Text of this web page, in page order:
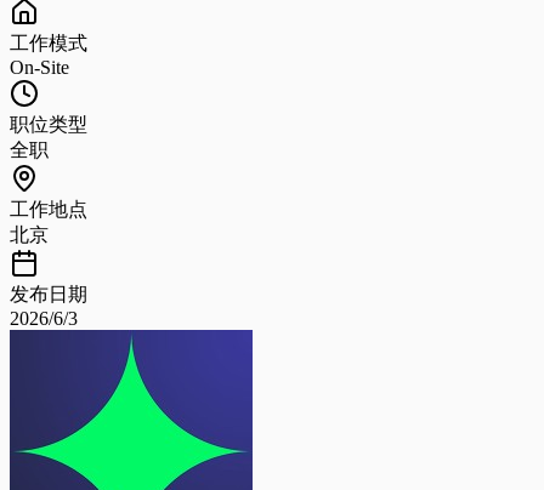
工作模式
On-Site
职位类型
全职
工作地点
北京
发布日期
2026/6/3